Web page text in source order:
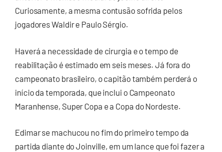
Curiosamente, a mesma contusão sofrida pelos
jogadores Waldir e Paulo Sérgio.
Haverá a necessidade de cirurgia e o tempo de
reabilitação é estimado em seis meses. Já fora do
campeonato brasileiro, o capitão também perderá o
início da temporada, que inclui o Campeonato
Maranhense, Super Copa e a Copa do Nordeste.
Edimar se machucou no fim do primeiro tempo da
partida diante do Joinville, em um lance que foi fazer a